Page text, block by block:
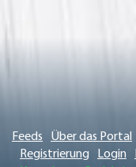
Feeds Über das Portal
Registrierung
Login